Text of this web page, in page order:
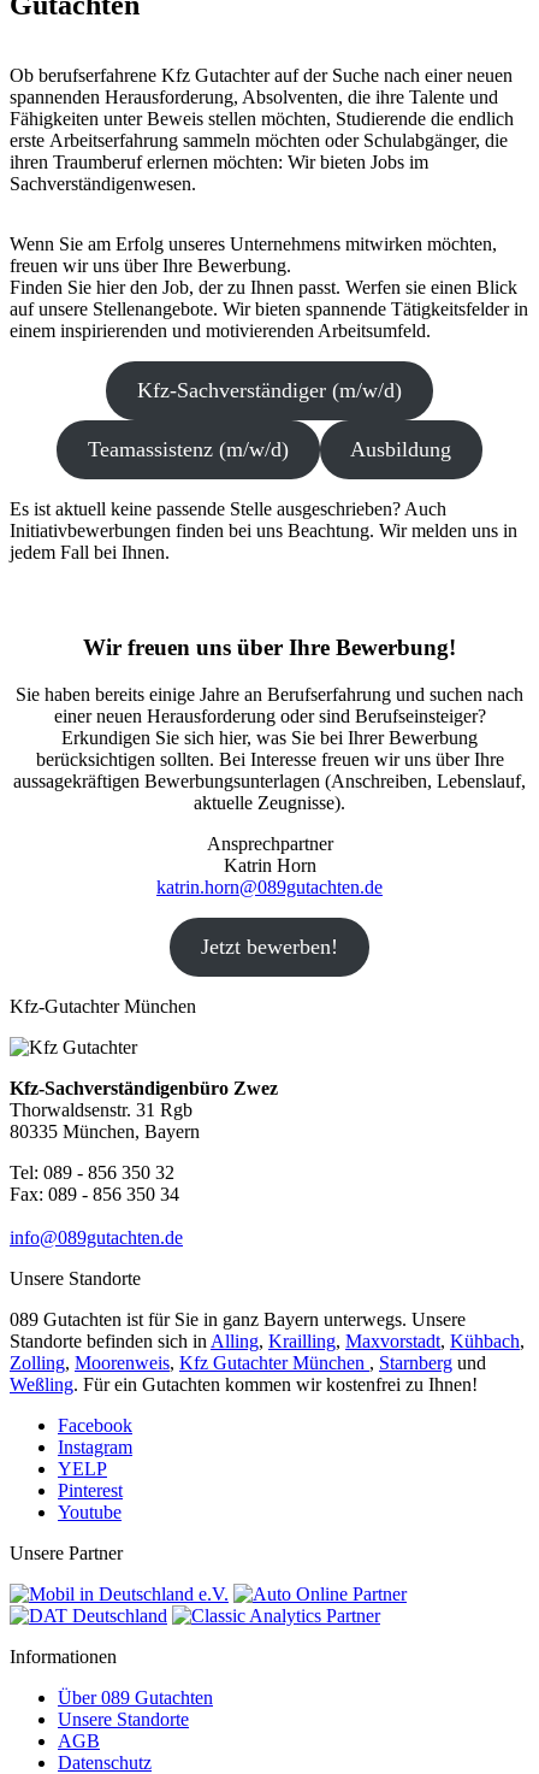
Ob berufserfahrene Kfz Gutachter auf der Suche nach einer neuen
spannenden Herausforderung, Absolventen, die ihre Talente und
Fähigkeiten unter Beweis stellen möchten, Studierende die endlich
erste Arbeitserfahrung sammeln möchten oder Schulabgänger, die
ihren Traumberuf erlernen möchten: Wir bieten Jobs im
Sachverständigenwesen.
Wenn Sie am Erfolg unseres Unternehmens mitwirken möchten,
freuen wir uns über Ihre Bewerbung.
Finden Sie hier den Job, der zu Ihnen passt. Werfen sie einen Blick
auf unsere Stellenangebote. Wir bieten spannende Tätigkeitsfelder in
einem inspirierenden und motivierenden Arbeitsumfeld.
Kfz-Sachverständiger (m/w/d)
Teamassistenz (m/w/d) Ausbildung
Es ist aktuell keine passende Stelle ausgeschrieben? Auch
Initiativbewerbungen finden bei uns Beachtung. Wir melden uns in
jedem Fall bei Ihnen.
Wir freuen uns über Ihre Bewerbung!
Sie haben bereits einige Jahre an Berufserfahrung und suchen nach
einer neuen Herausforderung oder sind Berufseinsteiger?
Erkundigen Sie sich hier, was Sie bei Ihrer Bewerbung
berücksichtigen sollten. Bei Interesse freuen wir uns über Ihre
aussagekräftigen Bewerbungsunterlagen (Anschreiben, Lebenslauf,
aktuelle Zeugnisse).
Ansprechpartner
Katrin Horn
katrin.horn@089gutachten.de
Jetzt bewerben!
Kfz-Gutachter München
Kfz-Sachverständigenbüro Zwez
Thorwaldsenstr. 31 Rgb
80335 München, Bayern
Tel: 089 - 856 350 32
Fax: 089 - 856 350 34
info@089gutachten.de
Unsere Standorte
089 Gutachten ist für Sie in ganz Bayern unterwegs. Unsere
Standorte befinden sich in Alling, Krailling, Maxvorstadt, Kühbach,
Zolling, Moorenweis, Kfz Gutachter München , Starnberg und
Weßling. Für ein Gutachten kommen wir kostenfrei zu Ihnen!
Facebook
Instagram
YELP
Pinterest
Youtube
Unsere Partner
Informationen
Über 089 Gutachten
Unsere Standorte
AGB
Datenschutz